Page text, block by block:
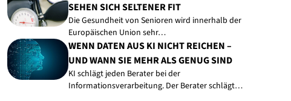
SEHEN SICH SELTENER FIT
Die Gesundheit von Senioren wird innerhalb der
Europäischen Union sehr…
WENN DATEN AUS KI NICHT REICHEN –
UND WANN SIE MEHR ALS GENUG SIND
KI schlägt jeden Berater bei der
Informationsverarbeitung. Der Berater schlägt…